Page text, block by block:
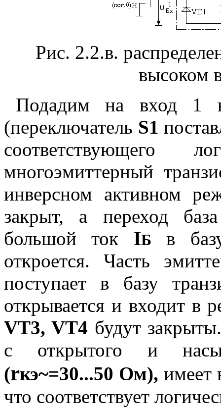
Рис. 2.2.в.
высоком
Подадим на вход 1
(переключатель S1
соответствующего
многоэмиттерный
инверсном активном
закрыт, а переход
большой ток IБ
в
откроется. Часть
поступает в базу
открывается и входит в
VT3, VT4 будут
с открытого и
(rкэ~=30...50 Ом), имеет
что соответствует